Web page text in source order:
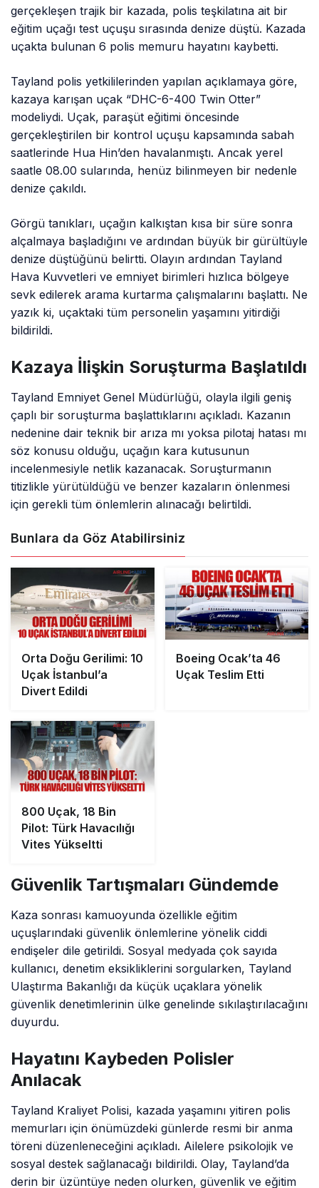
gerçekleşen trajik bir kazada, polis teşkilatına ait bir
eğitim uçağı test uçuşu sırasında denize düştü. Kazada
uçakta bulunan 6 polis memuru hayatını kaybetti.
Tayland polis yetkililerinden yapılan açıklamaya göre,
kazaya karışan uçak “DHC-6-400 Twin Otter”
modeliydi. Uçak, paraşüt eğitimi öncesinde
gerçekleştirilen bir kontrol uçuşu kapsamında sabah
saatlerinde Hua Hin’den havalanmıştı. Ancak yerel
saatle 08.00 sularında, henüz bilinmeyen bir nedenle
denize çakıldı.
Görgü tanıkları, uçağın kalkıştan kısa bir süre sonra
alçalmaya başladığını ve ardından büyük bir gürültüyle
denize düştüğünü belirtti. Olayın ardından Tayland
Hava Kuvvetleri ve emniyet birimleri hızlıca bölgeye
sevk edilerek arama kurtarma çalışmalarını başlattı. Ne
yazık ki, uçaktaki tüm personelin yaşamını yitirdiği
bildirildi.
Kazaya İlişkin Soruşturma Başlatıldı
Tayland Emniyet Genel Müdürlüğü, olayla ilgili geniş
çaplı bir soruşturma başlattıklarını açıkladı. Kazanın
nedenine dair teknik bir arıza mı yoksa pilotaj hatası mı
söz konusu olduğu, uçağın kara kutusunun
incelenmesiyle netlik kazanacak. Soruşturmanın
titizlikle yürütüldüğü ve benzer kazaların önlenmesi
için gerekli tüm önlemlerin alınacağı belirtildi.
Bunlara da Göz Atabilirsiniz
Orta Doğu Gerilimi: 10
Uçak İstanbul’a
Divert Edildi
Boeing Ocak’ta 46
Uçak Teslim Etti
800 Uçak, 18 Bin
Pilot: Türk Havacılığı
Vites Yükseltti
Güvenlik Tartışmaları Gündemde
Kaza sonrası kamuoyunda özellikle eğitim
uçuşlarındaki güvenlik önlemlerine yönelik ciddi
endişeler dile getirildi. Sosyal medyada çok sayıda
kullanıcı, denetim eksikliklerini sorgularken, Tayland
Ulaştırma Bakanlığı da küçük uçaklara yönelik
güvenlik denetimlerinin ülke genelinde sıkılaştırılacağını
duyurdu.
Hayatını Kaybeden Polisler
Anılacak
Tayland Kraliyet Polisi, kazada yaşamını yitiren polis
memurları için önümüzdeki günlerde resmi bir anma
töreni düzenleneceğini açıkladı. Ailelere psikolojik ve
sosyal destek sağlanacağı bildirildi. Olay, Tayland’da
derin bir üzüntüye neden olurken, güvenlik ve eğitim